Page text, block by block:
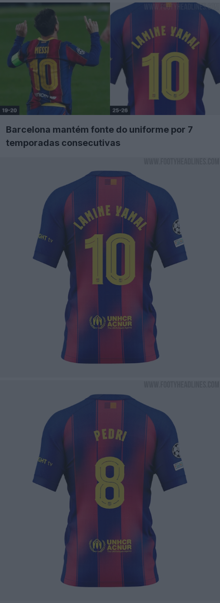
Barcelona mantém fonte do uniforme por 7
temporadas consecutivas